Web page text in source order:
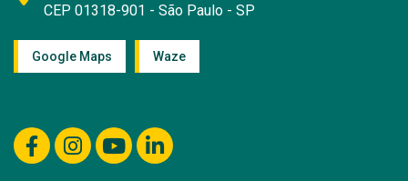
CEP 01318-901 - São Paulo - SP
Google Maps Waze